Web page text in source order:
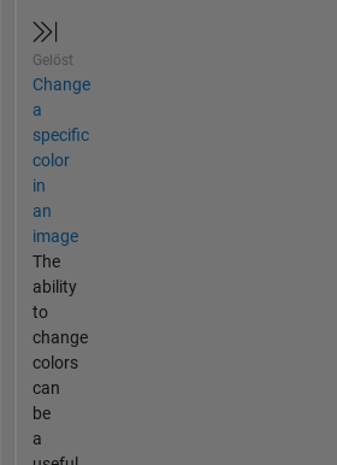
Gelöst
Change
a
specific
color
in
an
image
The
ability
to
change
colors
can
be
a